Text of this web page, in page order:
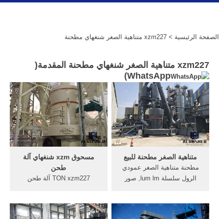
الصفحة الرئيسية > xzm227 متناهية الصغر شنغهاي مطحنة
xzm227 متناهية الصغر شنغهاي مطحنة المقدمة(
WhatsApp
)
مسحوق xzm شنغهاي آلة
طحن
TON xzm227 آلة طحن
مطحنة في شنغهاي آلة الرمال
متناهية الصغر مطحنة للبيع
مطحنة متناهية الصغر عمودي
الرول سلسلة lum lm, صور
ملامح طاحونة الأسطوانة